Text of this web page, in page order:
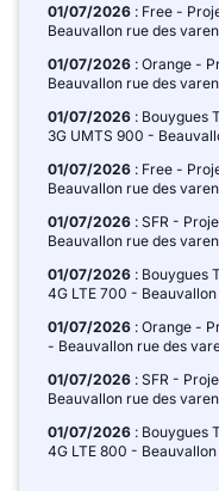
01/07/2026 : Free -
Beauvallon rue des
01/07/2026 : Orange -
Beauvallon rue des
01/07/2026 : Bouygues
3G UMTS 900 -
01/07/2026 : Free -
Beauvallon rue des
01/07/2026 : SFR -
Beauvallon rue des
01/07/2026 : Bouygues
4G LTE 700 -
01/07/2026 : Orange -
- Beauvallon rue des
01/07/2026 : SFR -
Beauvallon rue des
01/07/2026 : Bouygues
4G LTE 800 -